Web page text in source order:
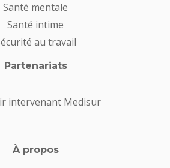
Santé mentale
Santé intime
au travail
Partenariats
intervenant Medisur
À propos